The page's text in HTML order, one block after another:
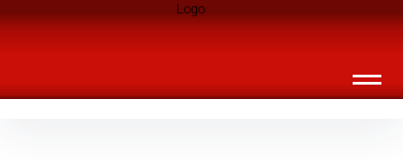
überspringen
Landknirpse – Die Zeitschrift für Leute